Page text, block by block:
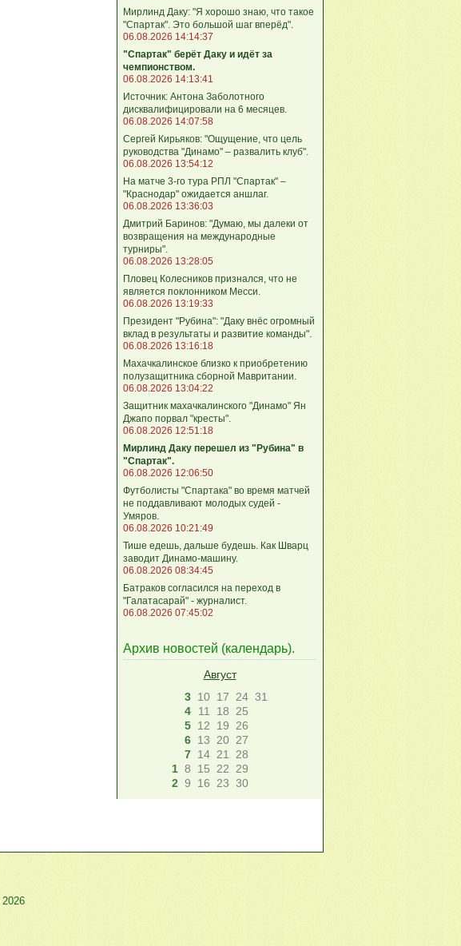
Мирлинд Даку: "Я хорошо знаю, что такое
"Спартак". Это большой шаг вперёд".
06.08.2026 14:14:37
"Спартак" берёт Даку и идёт за
чемпионством.
06.08.2026 14:13:41
Источник: Антона Заболотного
дисквалифицировали на 6 месяцев.
06.08.2026 14:07:58
Сергей Кирьяков: "Ощущение, что цель
руководства "Динамо" – развалить клуб".
06.08.2026 13:54:12
На матче 3-го тура РПЛ "Спартак" –
"Краснодар" ожидается аншлаг.
06.08.2026 13:36:03
Дмитрий Баринов: "Думаю, мы далеки от
возвращения на международные
турниры".
06.08.2026 13:28:05
Пловец Колесников признался, что не
является поклонником Месси.
06.08.2026 13:19:33
Президент "Рубина": "Даку внёс огромный
вклад в результаты и развитие команды".
06.08.2026 13:16:18
Махачкалинское близко к приобретению
полузащитника сборной Мавритании.
06.08.2026 13:04:22
Защитник махачкалинского "Динамо" Ян
Джапо порвал "кресты".
06.08.2026 12:51:18
Мирлинд Даку перешел из "Рубина" в
"Спартак".
06.08.2026 12:06:50
Футболисты "Спартака" во время матчей
не поддавливают молодых судей -
Умяров.
06.08.2026 10:21:49
Тише едешь, дальше будешь. Как Шварц
заводит Динамо-машину.
06.08.2026 08:34:45
Батраков согласился на переход в
"Галатасарай" - журналист.
06.08.2026 07:45:02
Архив новостей (календарь).
Август
3 10 17 24 31
4
11 18
25
5 12 19
26
6 13 20 27
7 14 21
28
1 8 15 22
29
2 9 16 23 30
2026